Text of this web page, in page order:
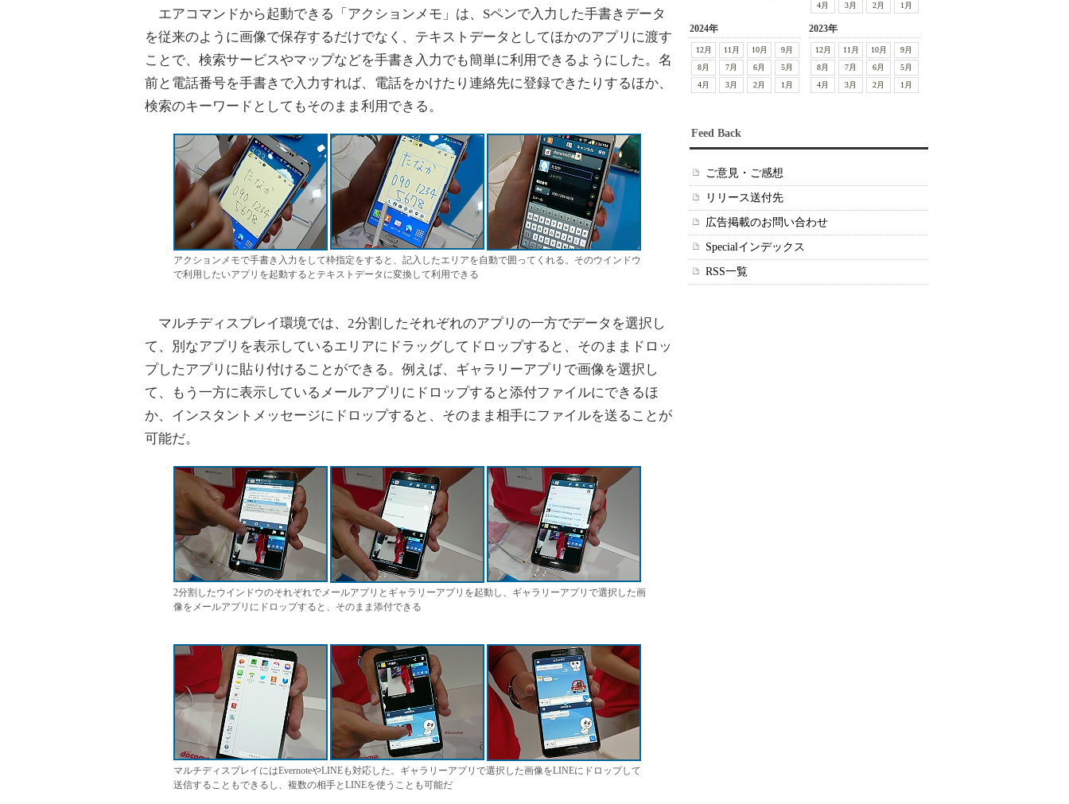
エアコマンドから起動できる「アクションメモ」は、Sペンで入力した手書きデータ
を従来のように画像で保存するだけでなく、テキストデータとしてほかのアプリに渡す
ことで、検索サービスやマップなどを手書き入力でも簡単に利用できるようにした。名
前と電話番号を手書きで入力すれば、電話をかけたり連絡先に登録できたりするほか、
検索のキーワードとしてもそのまま利用できる。
アクションメモで手書き入力をして枠指定をすると、記入したエリアを自動で囲ってくれる。そのウインドウ
で利用したいアプリを起動するとテキストデータに変換して利用できる
マルチディスプレイ環境では、2分割したそれぞれのアプリの一方でデータを選択し
て、別なアプリを表示しているエリアにドラッグしてドロップすると、そのままドロッ
プしたアプリに貼り付けることができる。例えば、ギャラリーアプリで画像を選択し
て、もう一方に表示しているメールアプリにドロップすると添付ファイルにできるほ
か、インスタントメッセージにドロップすると、そのまま相手にファイルを送ることが
可能だ。
2分割したウインドウのそれぞれでメールアプリとギャラリーアプリを起動し、ギャラリーアプリで選択した画
像をメールアプリにドロップすると、そのまま添付できる
マルチディスプレイにはEvernoteやLINEも対応した。ギャラリーアプリで選択した画像をLINEにドロップして
送信することもできるし、複数の相手とLINEを使うことも可能だ
4月
3月 2月 1月
2024年
12月 11月 10月
9月
8月
7月 6月
5月
4月
3月 2月 1月
2023年
12月 11月 10月
9月
8月
7月 6月
5月
4月
3月 2月 1月
Feed Back
ご意見・ご感想
リリース送付先
広告掲載のお問い合わせ
Specialインデックス
RSS一覧